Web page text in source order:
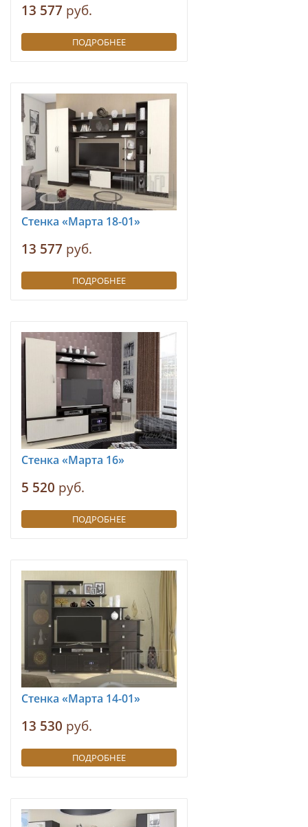
13 577 руб.
ПОДРОБНЕЕ
Стенка «Марта 18-01»
13 577 руб.
ПОДРОБНЕЕ
Стенка «Марта 16»
5 520 руб.
ПОДРОБНЕЕ
Стенка «Марта 14-01»
13 530 руб.
ПОДРОБНЕЕ